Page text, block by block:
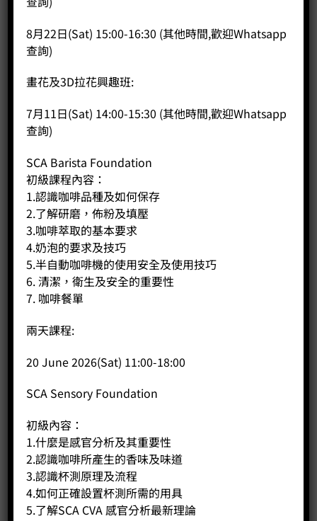
Price: HK$0.00
-
8月22日(Sat) 15:00-16:30 (其他時間,歡迎Whatsapp
查詢)
畫花及3D拉花興趣班:
7月11日(Sat) 14:00-15:30 (其他時間,歡迎Whatsapp
查詢)
SCA Barista Foundation
初級課程內容：
1.認識咖啡品種及如何保存
2.了解研磨，佈粉及填壓
3.咖啡萃取的基本要求
4.奶泡的要求及技巧
5.半自動咖啡機的使用安全及使用技巧
6. 清潔，衛生及安全的重要性
7. 咖啡餐單
兩天課程:
20 June 2026(Sat) 11:00-18:00
SCA Sensory Foundation
初級內容：
1.什麼是感官分析及其重要性
2.認識咖啡所產生的香味及味道
3.認識杯測原理及流程
4.如何正確設置杯測所需的用具
5.了解SCA CVA 感官分析最新理論